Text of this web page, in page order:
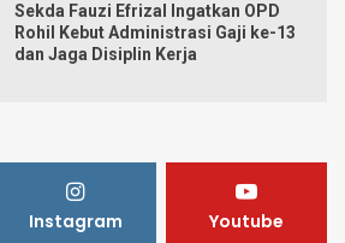
Sekda Fauzi Efrizal Ingatkan OPD
Rohil Kebut Administrasi Gaji ke-13
dan Jaga Disiplin Kerja
Instagram Youtube